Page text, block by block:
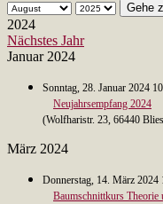
Gehe
2024
Nächstes Jahr
Januar 2024
Sonntag, 28. Januar 2024
Neujahrsempfang 2024
(Wolfharistr. 23, 66440
März 2024
Donnerstag, 14. März 2024
Baumschnittkurs